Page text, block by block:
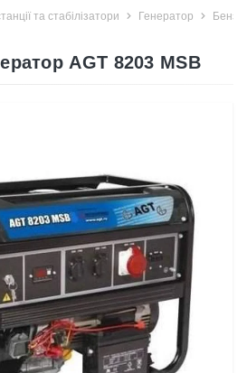
та стабілізатори Генератор
AGT 8203 MSB